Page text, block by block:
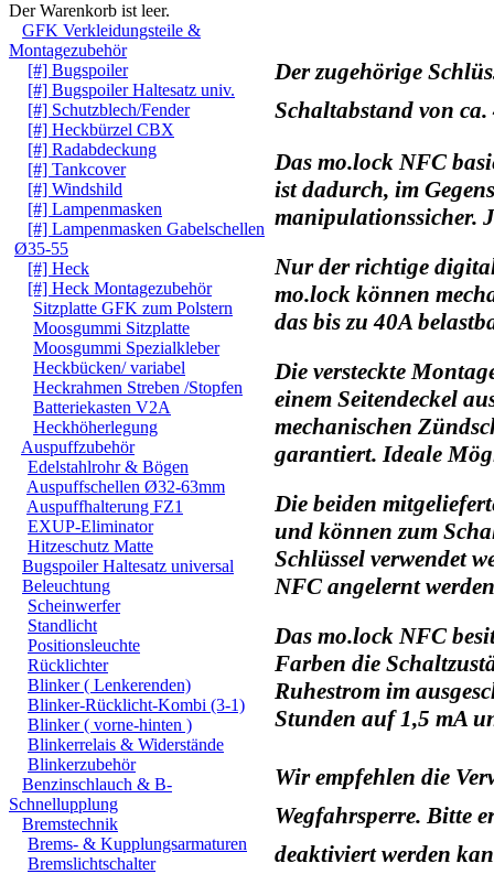
Der Warenkorb ist leer.
GFK Verkleidungsteile &
Montagezubehör
[#] Bugspoiler
[#] Bugspoiler Haltesatz univ.
[#] Schutzblech/Fender
[#] Heckbürzel CBX
[#] Radabdeckung
[#] Tankcover
[#] Windshild
[#] Lampenmasken
[#] Lampenmasken Gabelschellen
Ø35-55
[#] Heck
[#] Heck Montagezubehör
Sitzplatte GFK zum Polstern
Moosgummi Sitzplatte
Moosgummi Spezialkleber
Heckbücken/ variabel
Heckrahmen Streben /Stopfen
Batteriekasten V2A
Heckhöherlegung
Auspuffzubehör
Edelstahlrohr & Bögen
Auspuffschellen Ø32-63mm
Auspuffhalterung FZ1
EXUP-Eliminator
Hitzeschutz Matte
Bugspoiler Haltesatz universal
Beleuchtung
Scheinwerfer
Standlicht
Positionsleuchte
Rücklichter
Blinker ( Lenkerenden)
Blinker-Rücklicht-Kombi (3-1)
Blinker ( vorne-hinten )
Blinkerrelais & Widerstände
Blinkerzubehör
Benzinschlauch & B-
Schnellupplung
Bremstechnik
Brems- & Kupplungsarmaturen
Bremslichtschalter
Der zugehörige
Schaltabstand von
Das mo.lock NFC
ist dadurch, im
manipulationssicher.
Nur der richtige
mo.lock können
das bis zu 40A
Die versteckte
einem Seitendeckel
mechanischen
garantiert. Ideale
Die beiden
und können zum
Schlüssel verwendet
NFC angelernt
Das mo.lock NFC
Farben die
Ruhestrom im
Stunden auf 1,5 mA
Wir empfehlen die
Wegfahrsperre. Bitte
deaktiviert werden